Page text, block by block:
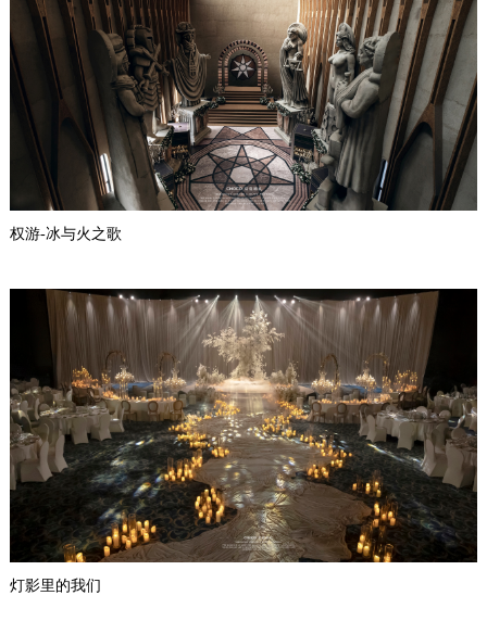
权游-冰与火之歌
灯影里的我们